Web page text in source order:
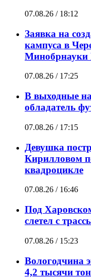
07.08.26 / 18:12
Заявка на
кампуса в
07.08.26 / 17:25
В выходные на
обладатель
07.08.26 / 17:15
Девушка
Кирилловом
квадроцикле
07.08.26 / 16:46
Под
слетел с
07.08.26 / 15:23
Вологодчина
4,2 тысячи